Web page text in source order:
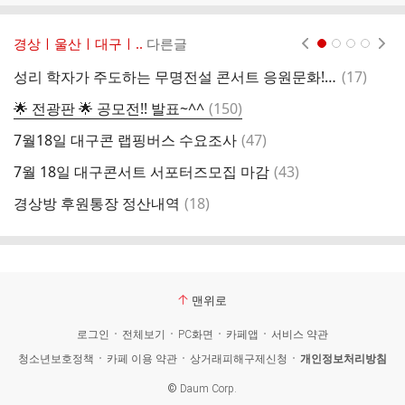
경상ㅣ울산ㅣ대구ㅣ.. 다른글
성리 학자가 주도하는 무명전설 콘서트 응원문화! 따라쟁이 타 팬덤. 댓
(17)
🌟 전광판 🌟 공모전!! 발표~^^ 댓
글
(150)
7월18일 대구콘 랩핑버스 수요조사 댓
(47)
7월 18일 대구콘서트 서포터즈모집 마감 댓
(43)
경상방 후원통장 정산내역 댓
(18)
맨위로
로그인 전체보기 PC화면 카페앱
서비스 약관
청소년보호정책
카페 이용 약관 상거래피해구제신청 개인정보처리방침
© Daum Corp.